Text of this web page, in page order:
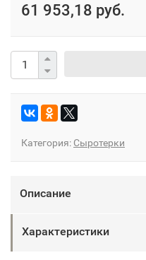
61 953,18 руб.
Категория: Сыротерки
Описание
Характеристики